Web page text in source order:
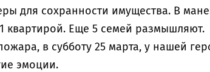
для сохранности имущества. В
квартирой. Еще 5 семей размышляют.
в субботу 25 марта, у нашей
эмоции.